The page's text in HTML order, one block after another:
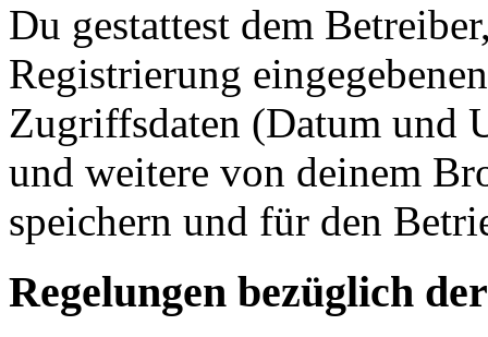
Du gestattest dem
Registrierung
Zugriffsdaten (Datum und
und weitere von deinem
speichern und für den
Regelungen bezüglich